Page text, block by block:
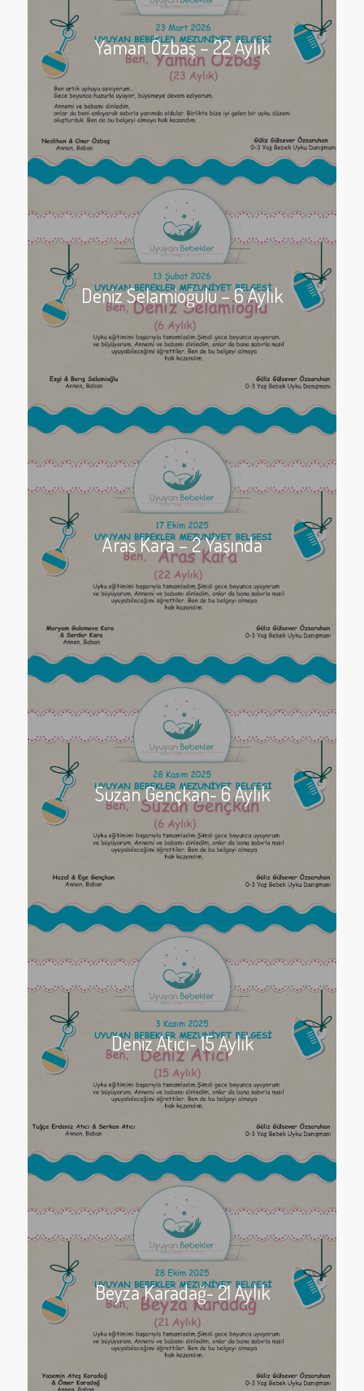
Yaman Özbaş – 22 Aylık
Deniz Selamioğulu – 6 Aylık
Aras Kara – 2 Yaşında
Suzan Gençkan- 6 Aylık
Deniz Atıcı- 15 Aylık
Beyza Karadağ- 21 Aylık